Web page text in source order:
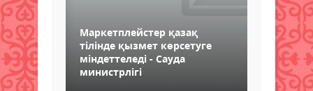
Маркетплейстер қазақ
тілінде қызмет көрсетуге
міндеттеледі - Сауда
министрлігі